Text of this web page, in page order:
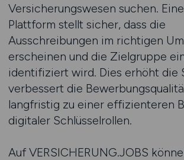
Versicherungswesen suchen.
Plattform stellt sicher, dass die
Ausschreibungen im richtigen
erscheinen und die Zielgruppe
identifiziert wird. Dies erhöht die
verbessert die
langfristig zu einer effizienteren
digitaler Schlüsselrollen.
Auf VERSICHERUNG.JOBS